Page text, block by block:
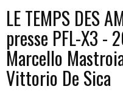
LE TEMPS DES
presse PFL-X3 -
Marcello
Vittorio De Sica